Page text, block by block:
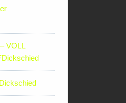
VOLL